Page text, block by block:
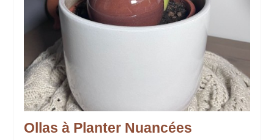
Ollas à Planter Nuancées